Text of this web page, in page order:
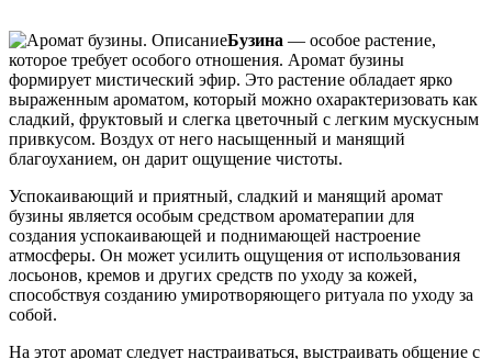
Бузина — особое растение,
которое требует особого отношения. Аромат бузины
формирует мистический эфир. Это растение обладает ярко
выраженным ароматом, который можно охарактеризовать как
сладкий, фруктовый и слегка цветочный с легким мускусным
привкусом. Воздух от него насыщенный и манящий
благоуханием, он дарит ощущение чистоты.
Успокаивающий и приятный, сладкий и манящий аромат
бузины является особым средством ароматерапии для
создания успокаивающей и поднимающей настроение
атмосферы. Он может усилить ощущения от использования
лосьонов, кремов и других средств по уходу за кожей,
способствуя созданию умиротворяющего ритуала по уходу за
собой.
На этот аромат следует настраиваться, выстраивать общение с